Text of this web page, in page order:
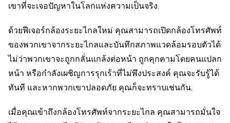
เขาที่จะเจอปัญหาในโลกแห่งความเป็นจริง.
ด้วยฟีเจอร์กล้องระยะไกลใหม่ คุณสามารถเปิดกล้องโทรศัพท์
ของพวกเขาจากระยะไกลและบันทึกสภาพแวดล้อมรอบตัวได้
ไม่ว่าพวกเขาจะถูกกลั่นแกล้งต่อหน้า ถูกคุกคามโดยคนแปลก
หน้า หรือกำลังเผชิญการรุกเร้าที่ไม่พึงประสงค์ คุณจะรับรู้ได้
ทันที และหากพวกเขาปลอดภัย คุณก็จะทราบเช่นกัน.
เมื่อคุณเข้าถึงกล้องโทรศัพท์จากระยะไกล คุณสามารถมั่นใจ